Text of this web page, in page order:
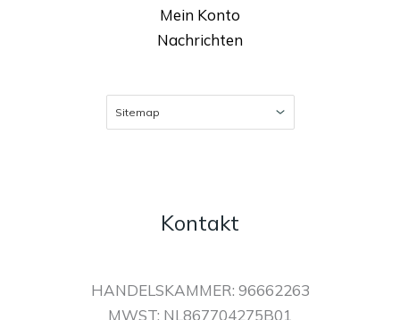
Mein Konto
Nachrichten
Kontakt
HANDELSKAMMER: 96662263
MWST: NL867704275B01